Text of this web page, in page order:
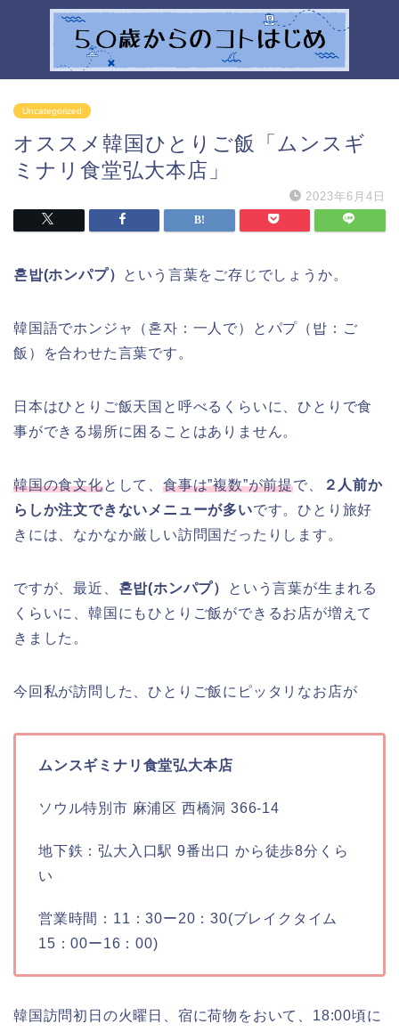
Uncategorized
オススメ韓国ひとりご飯「ムンスギ
ミナリ食堂弘大本店」
2023年6月4日
혼밥(ホンパプ） という言葉をご存じでしょうか。
韓国語でホンジャ（혼자：一人で）とパプ（밥：ご
飯）を合わせた言葉です。
日本はひとりご飯天国と呼べるくらいに、ひとりで食
事ができる場所に困ることはありません。
韓国の食文化として、食事は”複数”が前提で、
２人前か
らしか注文できないメニューが多いです。ひとり旅好
きには、なかなか厳しい訪問国だったりします。
ですが、最近、 혼밥(ホンパプ）
という言葉が生まれる
くらいに、韓国にもひとりご飯ができるお店が増えて
きました。
今回私が訪問した、ひとりご飯にピッタリなお店が
ムンスギミナリ食堂弘大本店
ソウル特別市 麻浦区 西橋洞 366-14
地下鉄：弘大入口駅 9番出口 から徒歩8分くら
い
営業時間：11：30ー20：30(ブレイクタイム
15：00ー16：00)
韓国訪問初日の火曜日、宿に荷物をおいて、18:00頃に